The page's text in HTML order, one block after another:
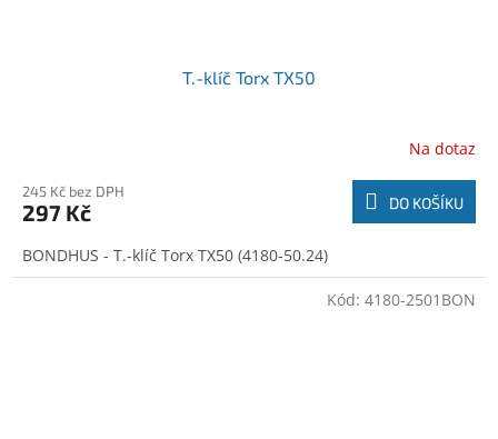
T.-klíč Torx TX50
Na dotaz
245 Kč bez DPH
297 Kč DO KOŠÍKU
BONDHUS - T.-klíč Torx TX50 (4180-50.24)
Kód: 4180-2501BON